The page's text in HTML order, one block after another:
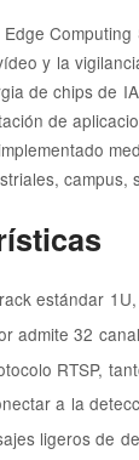
Edge
y la
de chips de
de
campus,
estándar
admite 32
RTSP,
a la
ligeros de